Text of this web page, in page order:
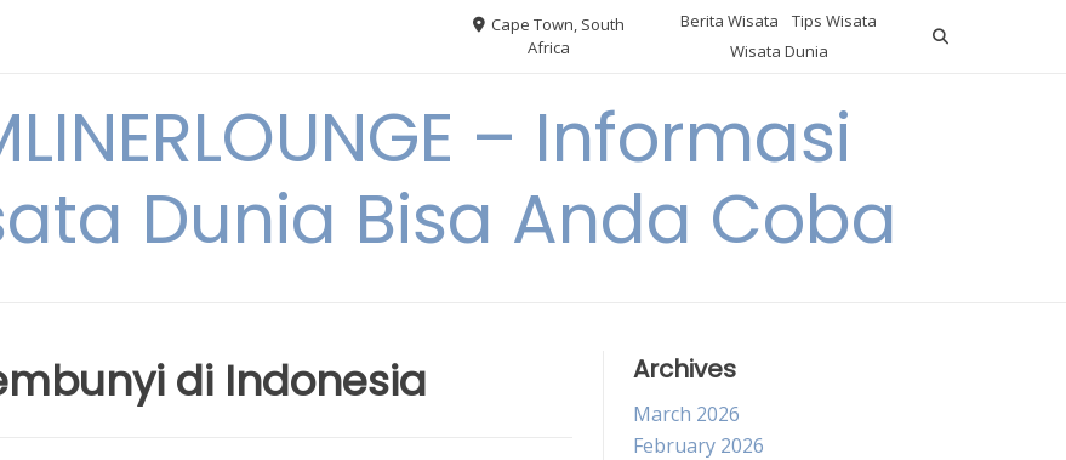
Cape Town, South
Africa
Berita Wisata
Tips Wisata
Wisata Dunia
– Informasi
Dunia Bisa Anda Coba
di Indonesia Archives
March 2026
February 2026